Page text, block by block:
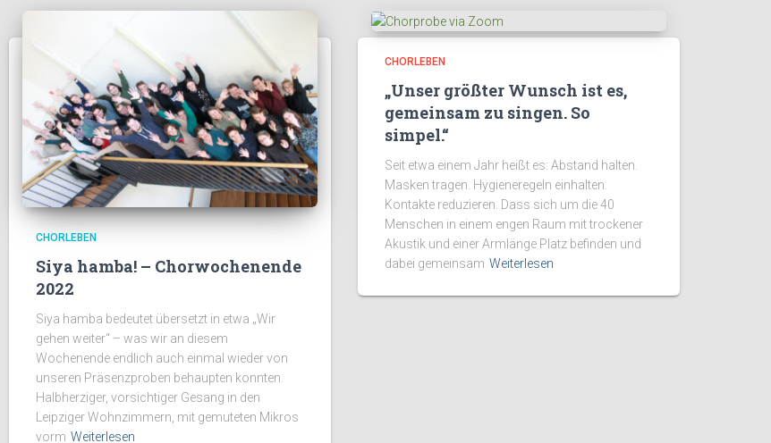
CHORLEBEN
Siya hamba! – Chorwochenende
2022
Siya hamba bedeutet übersetzt in etwa „Wir
gehen weiter“ – was wir an diesem
Wochenende endlich auch einmal wieder von
unseren Präsenzproben behaupten konnten.
Halbherziger, vorsichtiger Gesang in den
Leipziger Wohnzimmern, mit gemuteten Mikros
vorm Weiterlesen
CHORLEBEN
„Unser größter Wunsch ist es,
gemeinsam zu singen. So
simpel.“
Seit etwa einem Jahr heißt es: Abstand halten.
Masken tragen. Hygieneregeln einhalten.
Kontakte reduzieren. Dass sich um die 40
Menschen in einem engen Raum mit trockener
Akustik und einer Armlänge Platz befinden und
dabei gemeinsam Weiterlesen